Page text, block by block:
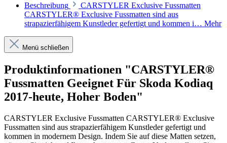
Beschreibung
CARSTYLER Exclusive Fussmatten
CARSTYLER® Exclusive Fussmatten sind aus
strapazierfähigem Kunstleder gefertigt und kommen i… Mehr
Menü schließen
Produktinformationen "CARSTYLER®
Fussmatten Geeignet Für Skoda Kodiaq
2017-heute, Hoher Boden"
CARSTYLER Exclusive Fussmatten CARSTYLER® Exclusive
Fussmatten sind aus strapazierfähigem Kunstleder gefertigt und
kommen in modernem Design. Indem Sie auf diese Matten setzen,